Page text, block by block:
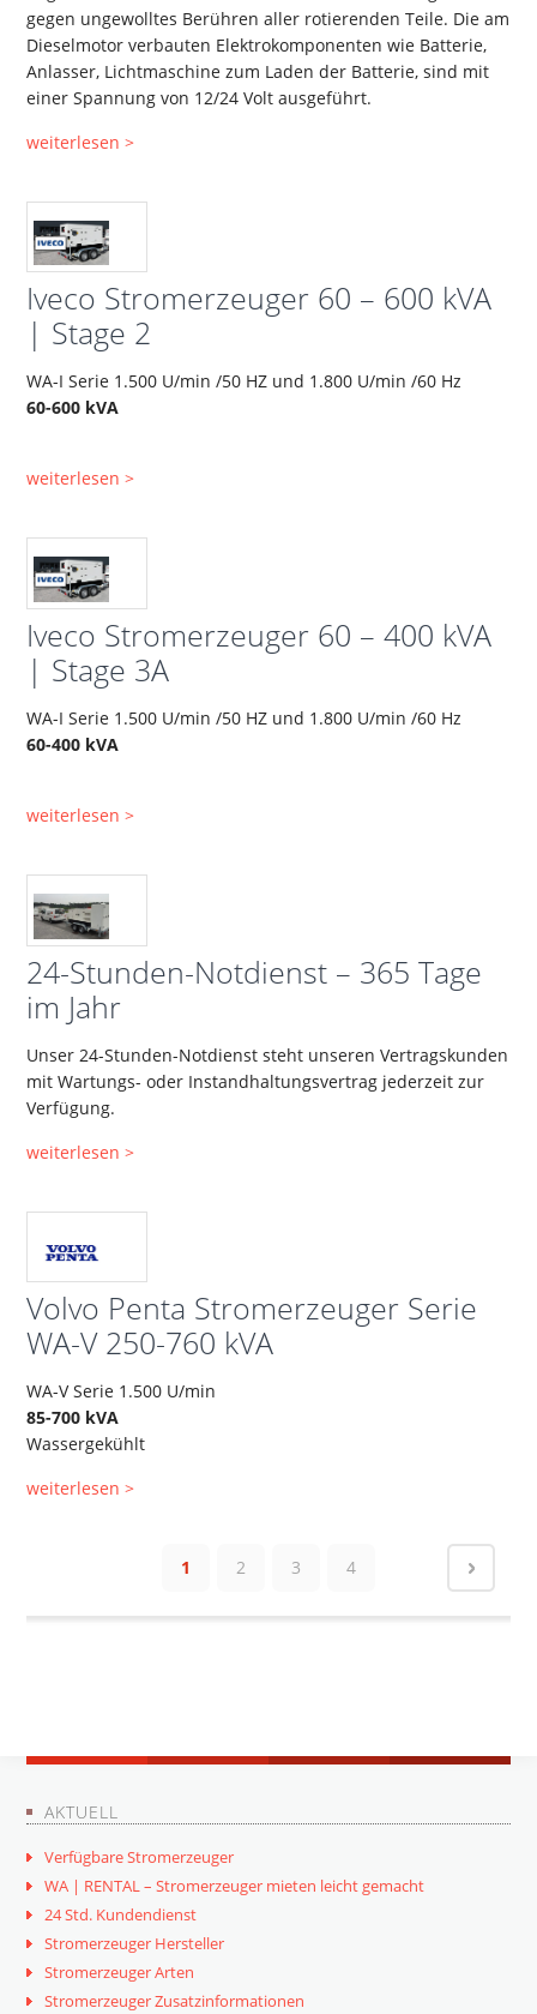
gegen ungewolltes Berühren aller rotierenden Teile. Die am
Dieselmotor verbauten Elektrokomponenten wie Batterie,
Anlasser, Lichtmaschine zum Laden der Batterie, sind mit
einer Spannung von 12/24 Volt ausgeführt.
weiterlesen >
Iveco Stromerzeuger 60 – 600 kVA
| Stage 2
WA-I Serie 1.500 U/min /50 HZ und 1.800 U/min /60 Hz
60-600 kVA
weiterlesen >
Iveco Stromerzeuger 60 – 400 kVA
| Stage 3A
WA-I Serie 1.500 U/min /50 HZ und 1.800 U/min /60 Hz
60-400 kVA
weiterlesen >
24-Stunden-Notdienst – 365 Tage
im Jahr
Unser 24-Stunden-Notdienst steht unseren Vertragskunden
mit Wartungs- oder Instandhaltungsvertrag jederzeit zur
Verfügung.
weiterlesen >
Volvo Penta Stromerzeuger Serie
WA-V 250-760 kVA
WA-V Serie 1.500 U/min
85-700 kVA
Wassergekühlt
weiterlesen >
1 2 3 4
AKTUELL
Verfügbare Stromerzeuger
WA | RENTAL – Stromerzeuger mieten leicht gemacht
24 Std. Kundendienst
Stromerzeuger Hersteller
Stromerzeuger Arten
Stromerzeuger Zusatzinformationen